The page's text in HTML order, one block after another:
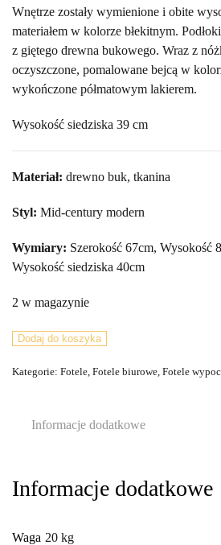
Wnętrze zostały wymienione i obite
materiałem w kolorze błekitnym.
z giętego drewna bukowego. Wraz z
oczyszczone, pomalowane bejcą w
wykończone półmatowym lakierem.
Wysokość siedziska 39 cm
Materiał: drewno buk, tkanina
Styl: Mid-century modern
Wymiary: Szerokość 67cm, Wysokość
Wysokość siedziska 40cm
2 w magazynie
ilość
Model
TON,
60.
Dodaj do koszyka
Kategorie: Fotele, Fotele biurowe, Fotele
Informacje dodatkowe
Informacje dodatkowe
Waga 20 kg